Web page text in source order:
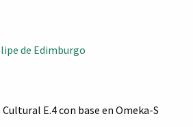
de Edimburgo
E.4 con base en Omeka-S